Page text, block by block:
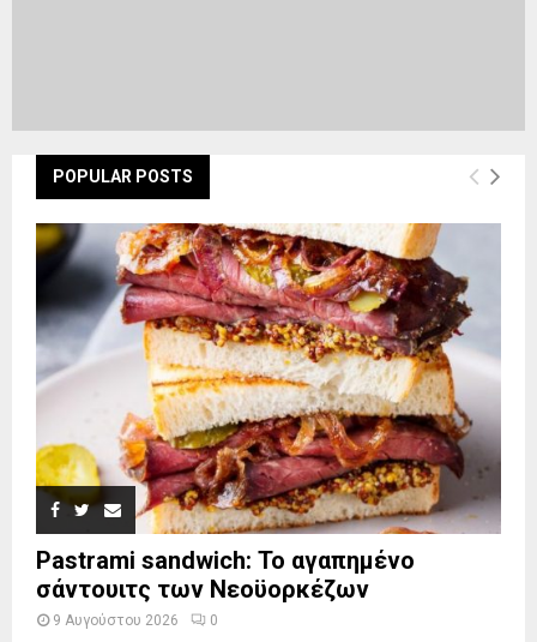
POPULAR POSTS
Pastrami sandwich: Το αγαπημένο
σάντουιτς των Νεοϋορκέζων
9 Αυγούστου 2026 0